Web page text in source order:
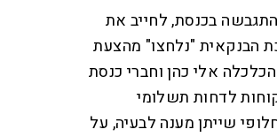
בכנסת, לחייב את
הבנקאית "נלחצו" מהצעת
אלי כהן וחברי כנסת
לדחות תשלומי
שייתן מענה לבעיה, על